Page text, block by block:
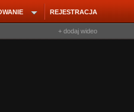
REJESTRACJA
+ dodaj wideo